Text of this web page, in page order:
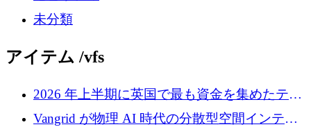
未分類
アイテム /vfs
2026 年上半期に英国で最も資金を集めたテク
ノロジー企業
Vangrid が物理 AI 時代の分散型空間インテリ